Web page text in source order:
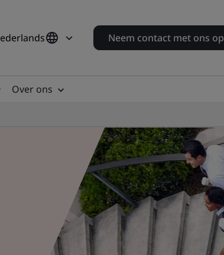
Neem contact met ons op
Over ons